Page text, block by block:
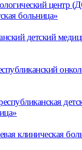
центр
больница»
детский
клиническая